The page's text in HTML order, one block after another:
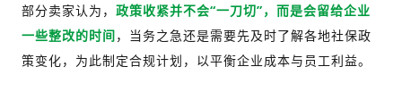
部分卖家认为， 政策收紧并不会“一刀切”，而是会留给企业
一些整改的时间，当务之急还是需要先及时了解各地社保政
策变化，为此制定合规计划，以平衡企业成本与员工利益。